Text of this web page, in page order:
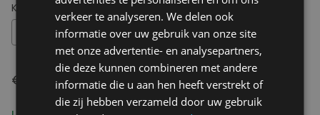
Kies uw maat: OS
€ 49,95
verkeer te analyseren. We delen ook
informatie over uw gebruik van onze site
met onze advertentie- en analysepartners,
die deze kunnen combineren met andere
informatie die u aan hen heeft verstrekt of
die zij hebben verzameld door uw gebruik